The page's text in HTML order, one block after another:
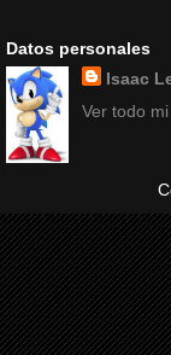
Datos personales
Isaac
Ver todo